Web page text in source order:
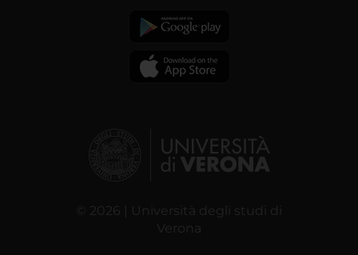
© 2026 | Università degli studi di
Verona